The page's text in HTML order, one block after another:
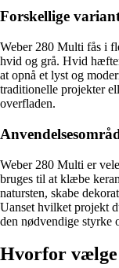
Forskellige
Weber 280 Multi fås i
hvid og grå. Hvid
at opnå et lyst og
traditionelle projekter
overfladen.
Weber 280 Multi er
bruges til at klæbe
natursten, skabe
Uanset hvilket projekt
den nødvendige styrke
Hvorfor